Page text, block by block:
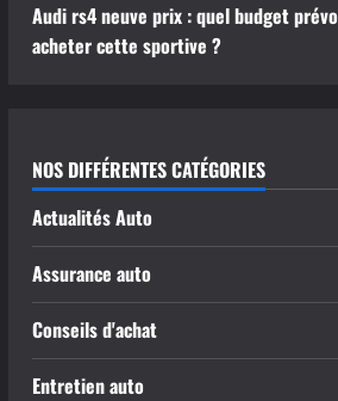
Audi rs4 neuve prix : quel budget
acheter cette sportive ?
NOS DIFFÉRENTES CATÉGORIES
Actualités Auto
Assurance auto
Conseils d'achat
Entretien auto